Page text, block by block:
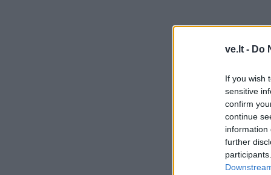
ve.lt - Do
If you wish
sensitive
confirm
continue
information
further